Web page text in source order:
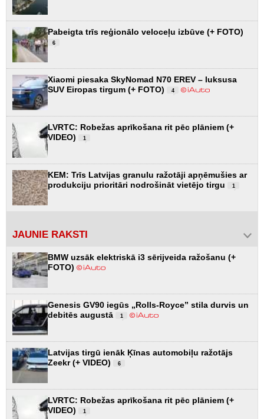
Pabeigta trīs reģionālo veloceļu izbūve (+ FOTO)
6
Xiaomi piesaka SkyNomad N70 EREV – luksusa
SUV Eiropas tirgum (+ FOTO)
4
LVRTC: Robežas aprīkošana rit pēc plāniem (+
VIDEO)
1
KEM: Trīs Latvijas granulu ražotāji apņēmušies ar
produkciju prioritāri nodrošināt vietējo tirgu
1
JAUNIE RAKSTI
BMW uzsāk elektriskā i3 sērijveida ražošanu (+
FOTO)
Genesis GV90 iegūs „Rolls-Royce” stila durvis un
debitēs augustā
1
Latvijas tirgū ienāk Ķīnas automobiļu ražotājs
Zeekr (+ VIDEO)
6
LVRTC: Robežas aprīkošana rit pēc plāniem (+
VIDEO)
1